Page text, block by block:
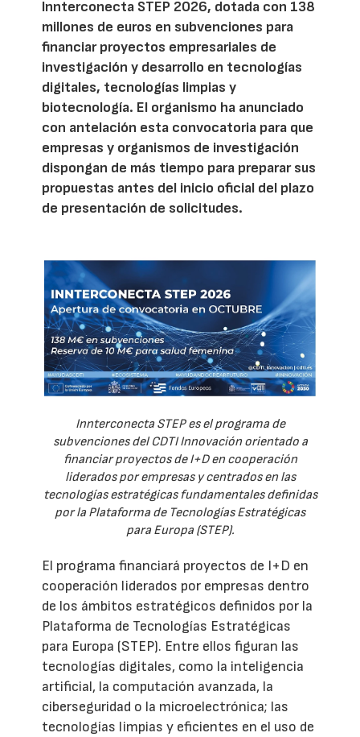
Innterconecta STEP 2026, dotada con 138
millones de euros en subvenciones para
financiar proyectos empresariales de
investigación y desarrollo en tecnologías
digitales, tecnologías limpias y
biotecnología. El organismo ha anunciado
con antelación esta convocatoria para que
empresas y organismos de investigación
dispongan de más tiempo para preparar sus
propuestas antes del inicio oficial del plazo
de presentación de solicitudes.
Innterconecta STEP es el programa de
subvenciones del CDTI Innovación orientado a
financiar proyectos de I+D en cooperación
liderados por empresas y centrados en las
tecnologías estratégicas fundamentales definidas
por la Plataforma de Tecnologías Estratégicas
para Europa (STEP).
El programa financiará proyectos de I+D en
cooperación liderados por empresas dentro
de los ámbitos estratégicos definidos por la
Plataforma de Tecnologías Estratégicas
para Europa (STEP). Entre ellos figuran las
tecnologías digitales, como la inteligencia
artificial, la computación avanzada, la
ciberseguridad o la microelectrónica; las
tecnologías limpias y eficientes en el uso de